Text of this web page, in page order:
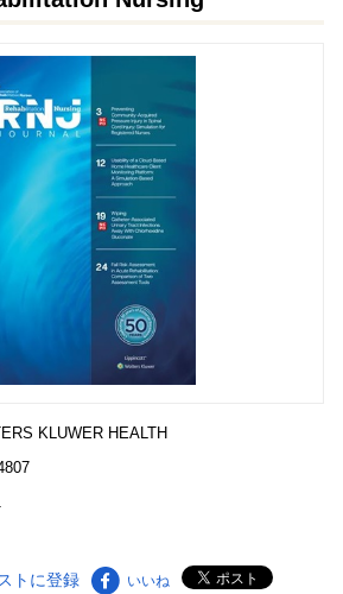
KLUWER HEALTH
トに登録 いいね